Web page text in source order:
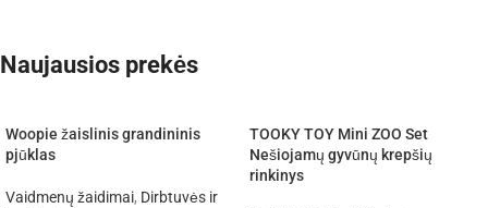
Naujausios prekės
Woopie žaislinis grandininis
pjūklas
Vaidmenų žaidimai, Dirbtuvės ir
TOOKY TOY Mini ZOO Set
Nešiojamų gyvūnų krepšių
rinkinys